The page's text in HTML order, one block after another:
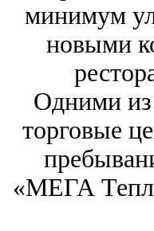
минимум
новыми
Одними
торговые
«МЕГА